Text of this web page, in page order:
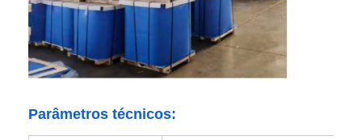
Contacte-nos
Notícias
Casos
Parâmetros técnicos: